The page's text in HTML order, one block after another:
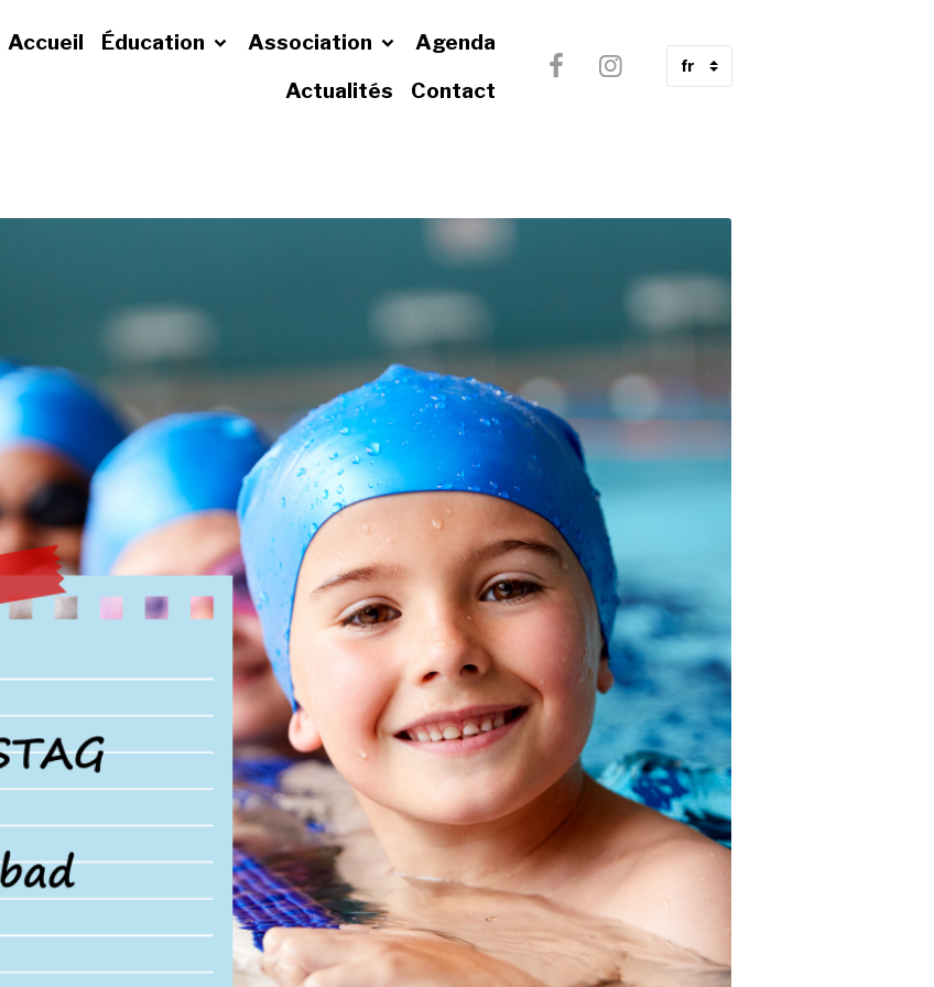
Accueil Éducation Association
Agenda
Actualités
Contact